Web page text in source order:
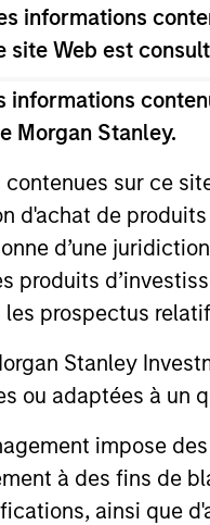
informations
site Web est
informations
Morgan Stanley.
sur ce
d'achat de
d’une
produits
prospectus
Stanley
ou adaptées à un
impose
à des fins de
ainsi que
brands,
also pursue
process
employing
sectors,
care and
and have presence